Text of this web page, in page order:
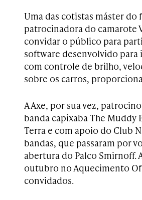
Uma das cotistas máster do
patrocinadora do camarote
convidar o público para
software desenvolvido para
com controle de brilho,
sobre os carros,
A Axe, por sua vez,
banda capixaba The
Terra e com apoio do Club
bandas, que passaram por
abertura do Palco Smirnoff.
outubro no Aquecimento
convidados.